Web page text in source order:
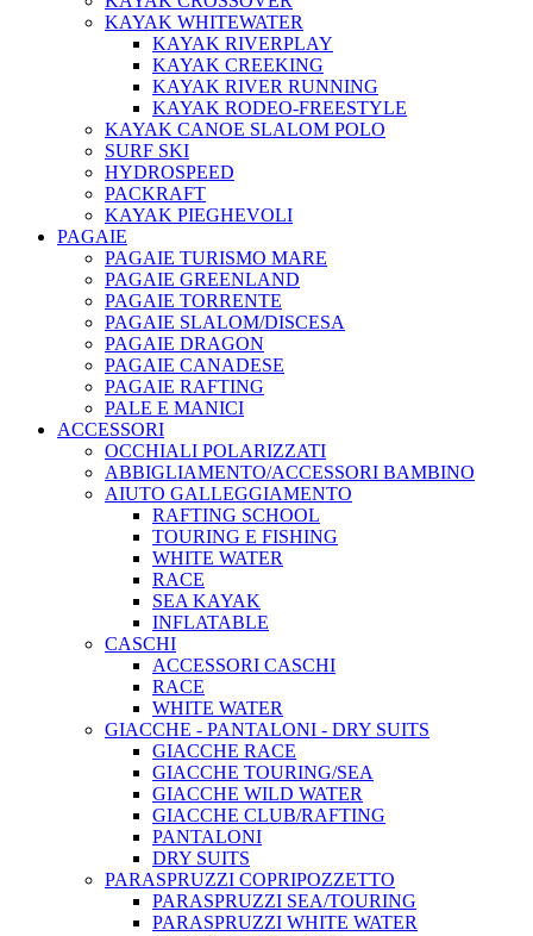
KAYAK WHITEWATER
KAYAK RIVERPLAY
KAYAK CREEKING
KAYAK RIVER RUNNING
KAYAK RODEO-FREESTYLE
KAYAK CANOE SLALOM POLO
SURF SKI
HYDROSPEED
PACKRAFT
KAYAK PIEGHEVOLI
PAGAIE
PAGAIE TURISMO MARE
PAGAIE GREENLAND
PAGAIE TORRENTE
PAGAIE SLALOM/DISCESA
PAGAIE DRAGON
PAGAIE CANADESE
PAGAIE RAFTING
PALE E MANICI
ACCESSORI
OCCHIALI POLARIZZATI
ABBIGLIAMENTO/ACCESSORI BAMBINO
AIUTO GALLEGGIAMENTO
RAFTING SCHOOL
TOURING E FISHING
WHITE WATER
RACE
SEA KAYAK
INFLATABLE
CASCHI
ACCESSORI CASCHI
RACE
WHITE WATER
GIACCHE - PANTALONI - DRY SUITS
GIACCHE RACE
GIACCHE TOURING/SEA
GIACCHE WILD WATER
GIACCHE CLUB/RAFTING
PANTALONI
DRY SUITS
PARASPRUZZI COPRIPOZZETTO
PARASPRUZZI SEA/TOURING
PARASPRUZZI WHITE WATER